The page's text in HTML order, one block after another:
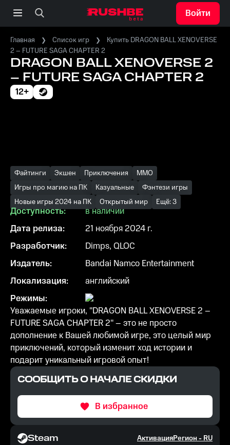
Войти
Главная Список игр
Купить DRAGON BALL XENOVERSE
2 – FUTURE SAGA CHAPTER 2
DRAGON BALL XENOVERSE 2
– FUTURE SAGA CHAPTER 2
12+
Файтинги Экшен Приключения
MMO
Игры про магию на ПК
Казуальные
Фэнтези игры
Новые игры 2024 на ПК
Открытый мир Ещё: 3
Доступность:
в наличии
Дата релиза:
21 ноября 2024 г.
Разработчик:
Dimps, QLOC
Издатель:
Bandai Namco Entertainment
Локализация:
английский
Режимы:
Уважаемые игроки, "DRAGON BALL XENOVERSE 2 –
FUTURE SAGA CHAPTER 2" – это не просто
дополнение к Вашей любимой игре, это целый мир
приключений, который изменит ход истории и
подарит уникальный игровой опыт!
СООБЩИТЬ О НАЧАЛЕ СКИДКИ
В избранное
Steam АктивацияРегион -RU